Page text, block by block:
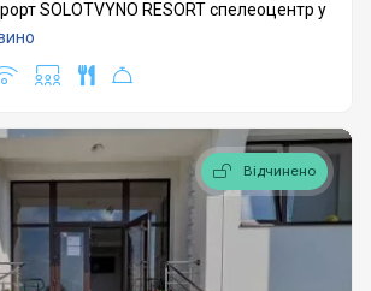
SOLOTVYNO RESORT спелеоцентр у
Відчинено